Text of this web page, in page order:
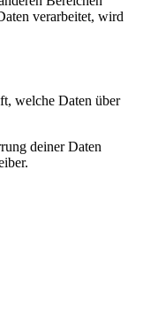
verarbeitet, wird
welche Daten über
deiner Daten